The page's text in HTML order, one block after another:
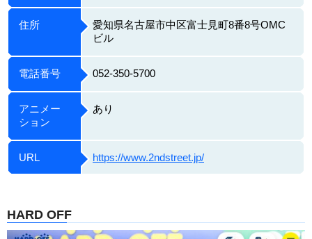
住所
愛知県名古屋市中区富士見町8番8号OMC
ビル
電話番号 052-350-5700
アニメー
ション
あり
URL https://www.2ndstreet.jp/
HARD OFF